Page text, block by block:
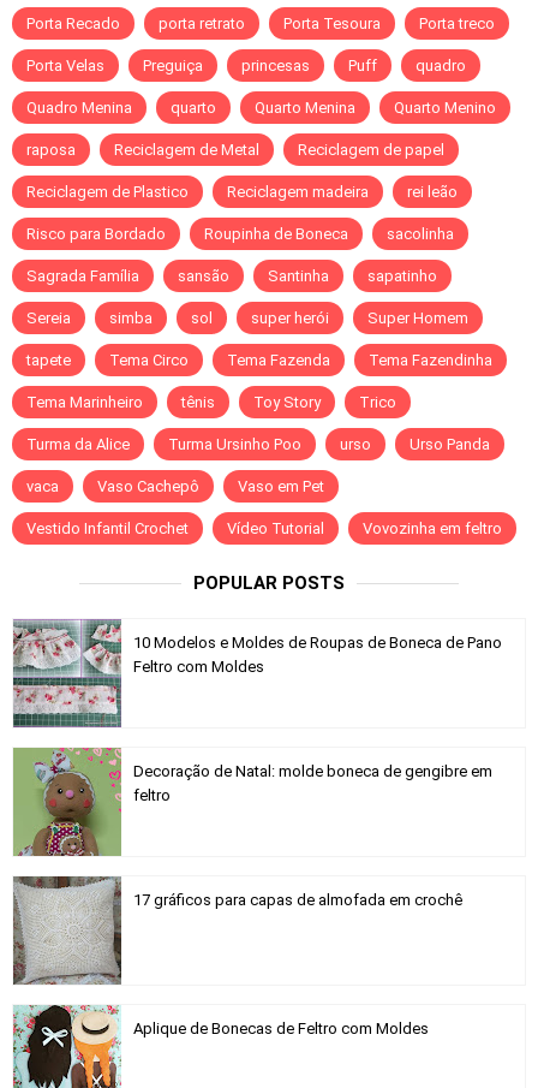
Porta Recado porta retrato Porta Tesoura Porta treco
Porta Velas Preguiça princesas Puff quadro
Quadro Menina quarto Quarto Menina Quarto Menino
raposa Reciclagem de Metal Reciclagem de papel
Reciclagem de Plastico Reciclagem madeira rei leão
Risco para Bordado Roupinha de Boneca sacolinha
Sagrada Família sansão Santinha sapatinho
Sereia simba sol super herói Super Homem
tapete Tema Circo Tema Fazenda Tema Fazendinha
Tema Marinheiro tênis Toy Story Trico
Turma da Alice Turma Ursinho Poo urso Urso Panda
vaca Vaso Cachepô Vaso em Pet
Vestido Infantil Crochet Vídeo Tutorial Vovozinha em feltro
POPULAR POSTS
10 Modelos e Moldes de Roupas de Boneca de Pano
Feltro com Moldes
Decoração de Natal: molde boneca de gengibre em
feltro
17 gráficos para capas de almofada em crochê
Aplique de Bonecas de Feltro com Moldes